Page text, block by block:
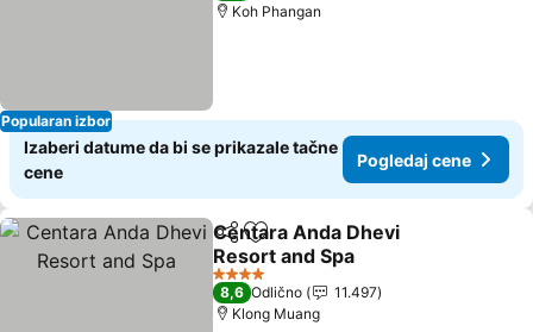
Popularan izbor
Koh Phangan
Izaberi datume da bi se prikazale tačne
cene
Pogledaj cene
Deli Dodati u favorite
Centara Anda Dhevi
Resort and Spa
Pogledaj cene
4 Zvezdice
8,6 Odlično
11.497
Klong Muang